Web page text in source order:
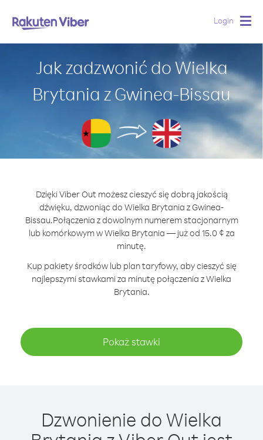
Login
Jak zadzwonić do Wielka
Brytania z Gwinea-Bissau
Dzięki Viber Out możesz cieszyć się dobrą jakością
dźwięku, dzwoniąc do Wielka Brytania z Gwinea-
Bissau.Połączenia z dowolnym numerem stacjonarnym
lub komórkowym w Wielka Brytania — już od 15.0 ¢ za
minutę.
Kup pakiety środków lub plan taryfowy, aby cieszyć się
najlepszymi stawkami za minutę połączenia z Wielka
Brytania.
Pokaż stawki
Dzwonienie do Wielka